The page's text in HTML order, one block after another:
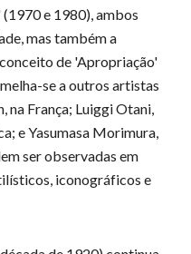
e 1980), ambos
mas também a
de 'Apropriação'
se a outros artistas
na França; Luiggi Otani,
e Yasumasa Morimura,
ser observadas em
iconográficos e